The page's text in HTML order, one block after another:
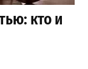
кто и